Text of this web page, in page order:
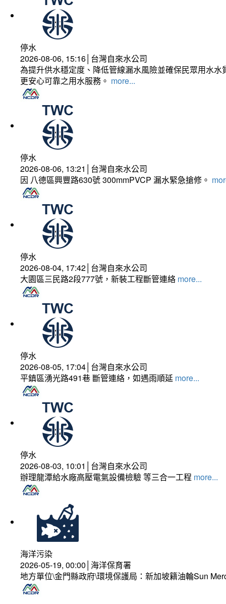
停水
2026-08-06, 15:16│台灣自來水公司
為提升供水穩定度、降低管線漏水風險並確保民眾用水
更安心可靠之用水服務。 more...
停水
2026-08-06, 13:21│台灣自來水公司
因 八德區興豐路630號 300mmPVCP 漏水緊急搶修。
停水
2026-08-04, 17:42│台灣自來水公司
大園區三民路2段777號，新裝工程斷管連絡 more...
停水
2026-08-05, 17:04│台灣自來水公司
平鎮區湧光路491巷 斷管連絡，如遇雨順延 more...
停水
2026-08-03, 10:01│台灣自來水公司
辦理龍潭給水廠高壓電氣設備檢驗 等三合一工程 more...
海洋污染
2026-05-19, 00:00│海洋保育署
地方單位\金門縣政府\環境保護局：新加坡籍油輪Sun